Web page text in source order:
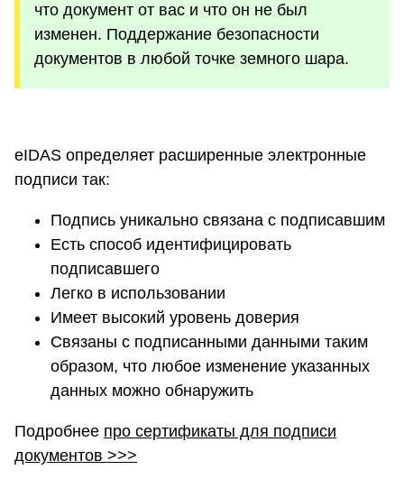
что документ от вас и что он не был
изменен. Поддержание безопасности
документов в любой точке земного шара.
eIDAS определяет расширенные электронные
подписи так:
Подпись уникально связана с подписавшим
Есть способ идентифицировать
подписавшего
Легко в использовании
Имеет высокий уровень доверия
Связаны с подписанными данными таким
образом, что любое изменение указанных
данных можно обнаружить
Подробнее про сертификаты для подписи
документов >>>